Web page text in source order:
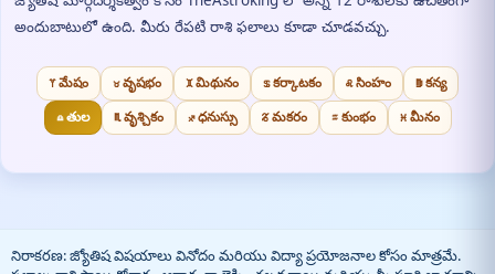
అందుబాటులో ఉంది. మీరు రేపటి రాశి ఫలాలు కూడా చూడవచ్చు.
♈ మేషం ♉ వృషభం ♊ మిథునం ♋ కర్కాటకం ♌ సింహం
♍ కన్య
♎ తుల
♏ వృశ్చికం ♐ ధనుస్సు ♑ మకరం ♒ కుంభం ♓ మీనం
నిరాకరణ: జ్యోతిష విషయాలు వినోదం మరియు విద్యా ప్రయోజనాల కోసం మాత్రమే.